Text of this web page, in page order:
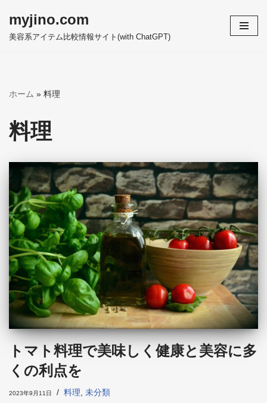
コ
ツ
ス
キ
プ
myjino.com
美容系アイテム比較情報サイト(with ChatGPT)
ホーム » 料理
料理
トマト料理で美味しく健康と美容に多
くの利点を
2023年9月11日 料理 未分類